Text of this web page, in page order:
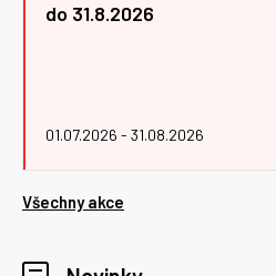
do 31.8.2026
01.07.2026 - 31.08.2026
Všechny akce